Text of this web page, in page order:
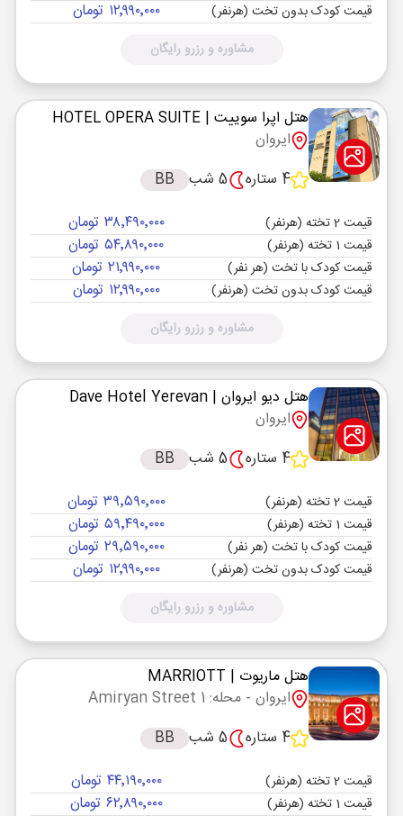
قیمت کودک بدون تخت (هرنفر) ۱۲٬۹۹۰٬۰۰۰ تومان
مشاوره و رزرو رایگان
هتل اپرا سوییت | HOTEL OPERA SUITE
ایروان
4 ستاره
5 شب BB
قیمت 2 تخته (هرنفر) ۳۸٬۴۹۰٬۰۰۰ تومان
قیمت 1 تخته (هرنفر) ۵۴٬۸۹۰٬۰۰۰ تومان
قیمت کودک با تخت (هر نفر) ۲۱٬۹۹۰٬۰۰۰ تومان
قیمت کودک بدون تخت (هرنفر) ۱۲٬۹۹۰٬۰۰۰ تومان
مشاوره و رزرو رایگان
هتل دیو ایروان | Dave Hotel Yerevan
ایروان
4 ستاره
5 شب BB
قیمت 2 تخته (هرنفر) ۳۹٬۵۹۰٬۰۰۰ تومان
قیمت 1 تخته (هرنفر) ۵۹٬۴۹۰٬۰۰۰ تومان
قیمت کودک با تخت (هر نفر) ۲۹٬۵۹۰٬۰۰۰ تومان
قیمت کودک بدون تخت (هرنفر) ۱۲٬۹۹۰٬۰۰۰ تومان
مشاوره و رزرو رایگان
هتل ماریوت | MARRIOTT
ایروان - محله: Amiryan Street 1
4 ستاره
5 شب BB
قیمت 2 تخته (هرنفر) ۴۴٬۱۹۰٬۰۰۰ تومان
قیمت 1 تخته (هرنفر)
۶۲٬۸۹۰٬۰۰۰ تومان